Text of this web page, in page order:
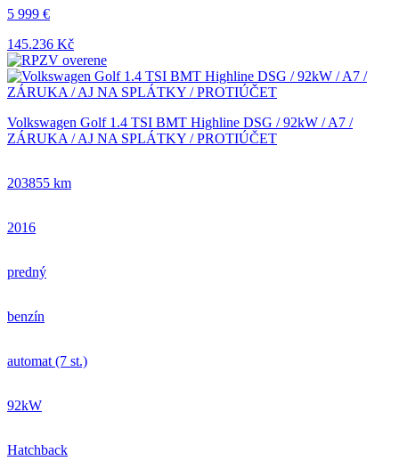
5 999 €
145.236 Kč
Volkswagen Golf 1.4 TSI BMT Highline DSG / 92kW / A7 /
ZÁRUKA / AJ NA SPLÁTKY / PROTIÚČET
203855 km
2016
predný
benzín
automat (7 st.)
92kW
Hatchback